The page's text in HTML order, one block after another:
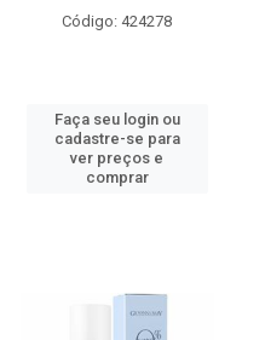
Código: 424278
Faça seu login ou
cadastre-se para
ver preços e
comprar